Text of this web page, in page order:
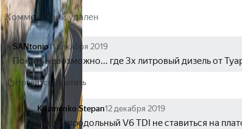
Комментарий удален
SANtonio11 декабря 2019
Понять невозможно... где 3х литровый дизель от
Нравится Ответить
Kuzmenko Stepan12 декабря 2019
Нигде, продольный V6 TDI не ставиться на